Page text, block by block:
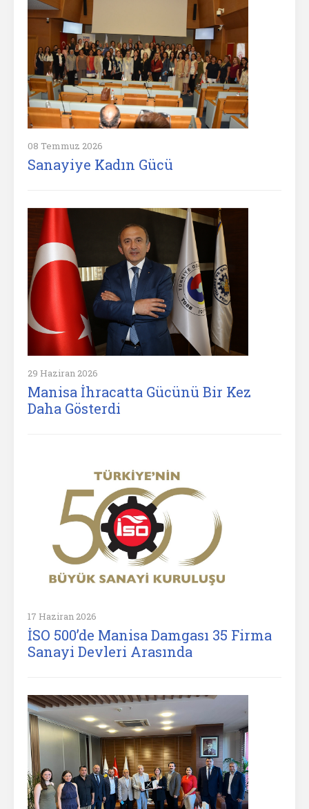
08 Temmuz 2026
Sanayiye Kadın Gücü
29 Haziran 2026
Manisa İhracatta Gücünü Bir Kez
Daha Gösterdi
17 Haziran 2026
İSO 500’de Manisa Damgası 35 Firma
Sanayi Devleri Arasında